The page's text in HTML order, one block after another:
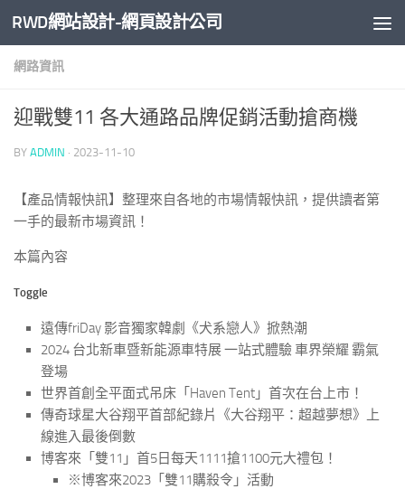
Skip to content
RWD網站設計-網頁設計公司
網路資訊
迎戰雙11 各大通路品牌促銷活動搶商機
BY ADMIN · 2023-11-10
【產品情報快訊】整理來自各地的市場情報快訊，提供讀者第
一手的最新市場資訊！
本篇內容
Toggle
遠傳friDay 影音獨家韓劇《犬系戀人》掀熱潮
2024 台北新車暨新能源車特展 一站式體驗 車界榮耀 霸氣
登場
世界首創全平面式吊床「Haven Tent」首次在台上市！
傳奇球星大谷翔平首部紀錄片《大谷翔平：超越夢想》上
線進入最後倒數
博客來「雙11」首5日每天1111搶1100元大禮包！
※博客來2023「雙11購殺令」活動